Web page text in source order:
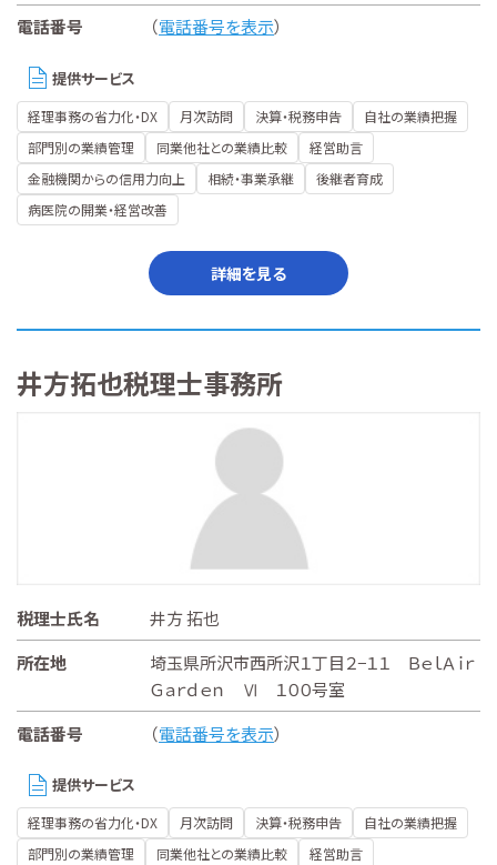
電話番号 （電話番号を表示）
提供サービス
経理事務の省力化・DX 月次訪問 決算・税務申告
自社の業績把握
部門別の業績管理
同業他社との業績比較
経営助言
金融機関からの信用力向上
相続・事業承継
後継者育成
病医院の開業・経営改善
詳細を見る
井方拓也税理士事務所
税理士氏名
井方 拓也
所在地
埼玉県所沢市西所沢１丁目２−１１ ＢｅｌＡｉｒ
Ｇａｒｄｅｎ Ⅵ １００号室
電話番号
（電話番号を表示）
提供サービス
経理事務の省力化・DX 月次訪問 決算・税務申告
自社の業績把握
部門別の業績管理
同業他社との業績比較
経営助言